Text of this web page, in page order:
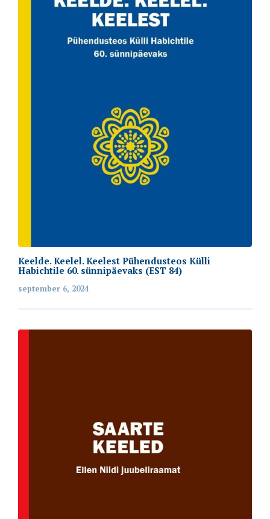
Keelde. Keelel. Keelest Pühendusteos Külli
Habichtile 60. sünnipäevaks (EST 84)
september 6, 2024